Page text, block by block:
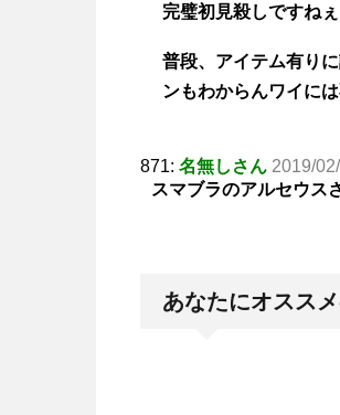
完璧初見殺しですねぇ
普段、アイテム有り
ンもわからんワイに
871: 名無しさん 2019/
スマブラのアルセウス
あなたにオスス